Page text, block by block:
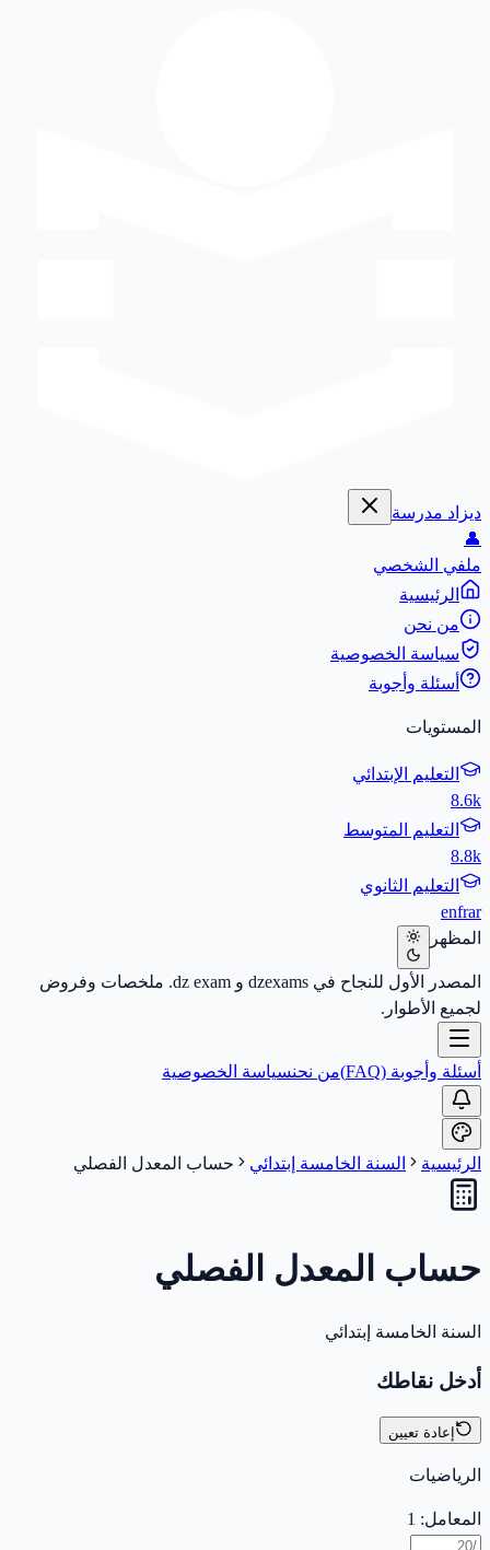
ديزاد مدرسة
👤
ملفي الشخصي
الرئيسية
من نحن
سياسة الخصوصية
أسئلة وأجوبة
المستويات
التعليم الإبتدائي
8.6k
التعليم المتوسط
8.8k
التعليم الثانوي
enfrar
المظهر
المصدر الأول للنجاح في dzexams و dz exam. ملخصات وفروض
لجميع الأطوار.
أسئلة وأجوبة (FAQ) من نحنسياسة الخصوصية
الرئيسية السنة الخامسة إبتدائي حساب المعدل الفصلي
حساب المعدل الفصلي
السنة الخامسة إبتدائي
أدخل نقاطك
إعادة تعيين
الرياضيات
المعامل: 1